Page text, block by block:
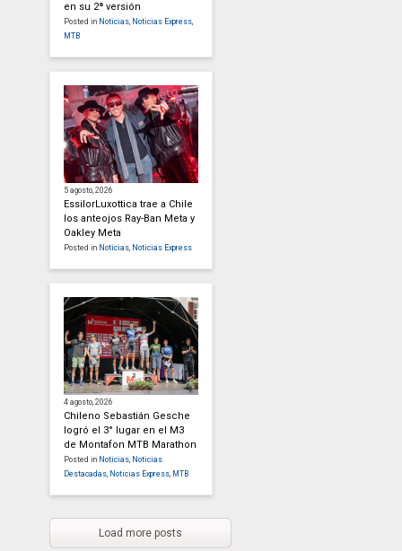
en su 2ª versión
Posted in Noticias, Noticias Express,
MTB
5 agosto, 2026
EssilorLuxottica trae a Chile
los anteojos Ray-Ban Meta y
Oakley Meta
Posted in Noticias, Noticias Express
4 agosto, 2026
Chileno Sebastián Gesche
logró el 3° lugar en el M3
de Montafon MTB Marathon
Posted in Noticias, Noticias
Destacadas, Noticias Express, MTB
Load more posts